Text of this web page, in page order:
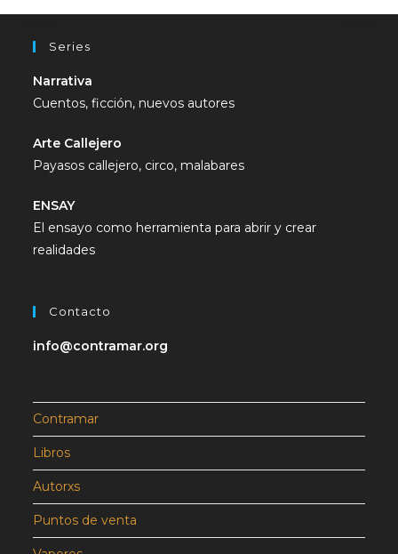
Series
Narrativa
Cuentos, ficción, nuevos autores
Arte Callejero
Payasos callejero, circo, malabares
ENSAY
El ensayo como herramienta para abrir y crear
realidades
Contacto
info@contramar.org
Contramar
Libros
Autorxs
Puntos de venta